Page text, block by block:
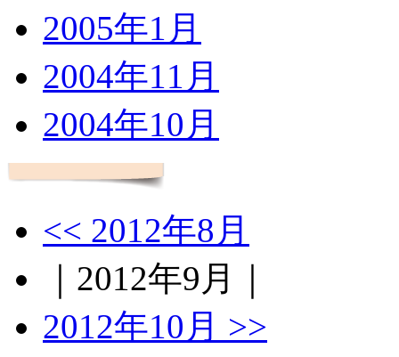
2005年1月
2004年11月
2004年10月
<< 2012年8月
｜2012年9月｜
2012年10月 >>